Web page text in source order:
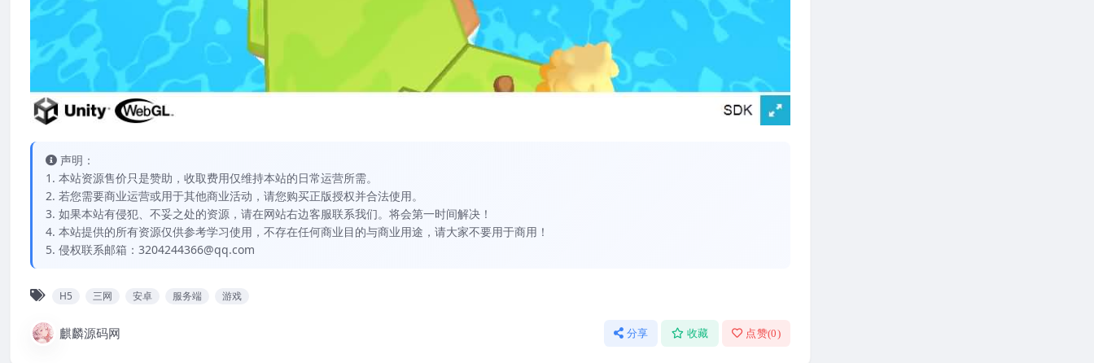
声明：
1. 本站资源售价只是赞助，收取费用仅维持本站的日常运营所需。
2. 若您需要商业运营或用于其他商业活动，请您购买正版授权并合法使用。
3. 如果本站有侵犯、不妥之处的资源，请在网站右边客服联系我们。将会第一时间解决！
4. 本站提供的所有资源仅供参考学习使用，不存在任何商业目的与商业用途，请大家不要用于商用！
5. 侵权联系邮箱：3204244366@qq.com
H5 三网 安卓 服务端 游戏
麒麟源码网 分享 收藏 点赞(0)